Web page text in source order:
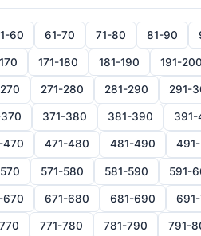
60 61-70 71-80 81-90
171-180 181-190 191-200
271-280 281-290 291-
371-380 381-390 391-
470 471-480 481-490
571-580 581-590 591-
670 671-680 681-690
771-780 781-790 791-